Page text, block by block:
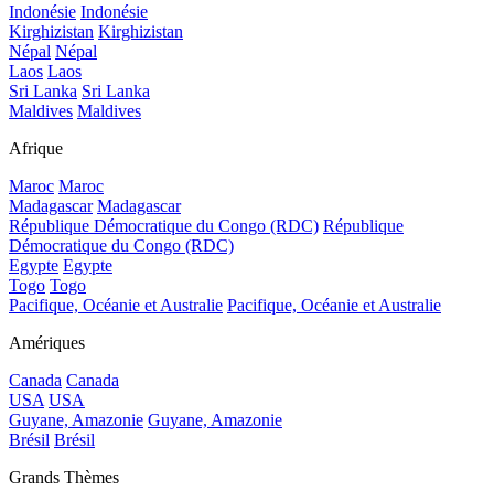
Indonésie Indonésie
Kirghizistan Kirghizistan
Népal Népal
Laos Laos
Sri Lanka Sri Lanka
Maldives Maldives
Afrique
Maroc Maroc
Madagascar Madagascar
République Démocratique du Congo (RDC) République
Démocratique du Congo (RDC)
Egypte Egypte
Togo Togo
Pacifique, Océanie et Australie Pacifique, Océanie et Australie
Amériques
Canada Canada
USA USA
Guyane, Amazonie Guyane, Amazonie
Brésil Brésil
Grands Thèmes